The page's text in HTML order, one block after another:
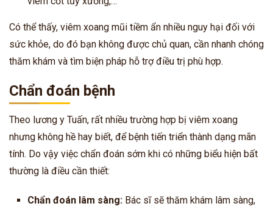
Có thể thấy, viêm xoang mũi tiềm ẩn nhiều nguy hại đối với
sức khỏe, do đó bạn không được chủ quan, cần nhanh chóng
thăm khám và tìm biện pháp hỗ trợ điều trị phù hợp.
Chẩn đoán bệnh
Theo lương y Tuấn, rất nhiều trường hợp bị viêm xoang
nhưng không hề hay biết, để bệnh tiến triển thành dạng mãn
tính. Do vậy việc chẩn đoán sớm khi có những biểu hiện bất
thường là điều cần thiết:
Chẩn đoán lâm sàng: Bác sĩ sẽ thăm khám lâm sàng,